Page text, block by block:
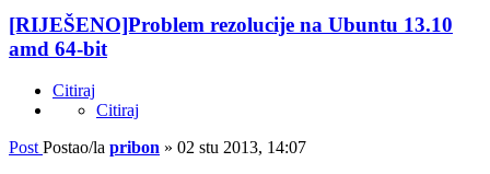
[RIJEŠENO]Problem rezolucije na Ubuntu 13.10
amd 64-bit
Citiraj
Citiraj
Post Postao/la pribon » 02 stu 2013, 14:07